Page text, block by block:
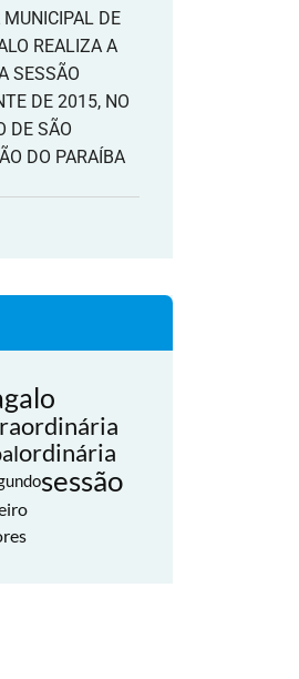
DE
REALIZA A
SESSÃO
DE 2015, NO
DE SÃO
DO PARAÍBA
ordinária
sessão